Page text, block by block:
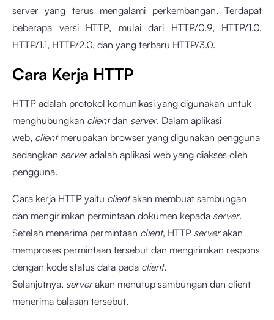
server yang terus mengalami perkembangan. Terdapat
beberapa versi HTTP, mulai dari HTTP/0.9, HTTP/1.0,
HTTP/1.1, HTTP/2.0, dan yang terbaru HTTP/3.0.
Cara Kerja HTTP
HTTP adalah protokol komunikasi yang digunakan untuk
menghubungkan clientdan server. Dalam aplikasi
web, clientmerupakan browser yang digunakan pengguna
sedangkan serveradalah aplikasi web yang diakses oleh
pengguna.
Cara kerja HTTP yaitu clientakan membuat sambungan
dan mengirimkan permintaan dokumen kepada server.
Setelah menerima permintaan client, HTTP serverakan
memproses permintaan tersebut dan mengirimkan respons
dengan kode status data pada client.
Selanjutnya, serverakan menutup sambungan dan client
menerima balasan tersebut.